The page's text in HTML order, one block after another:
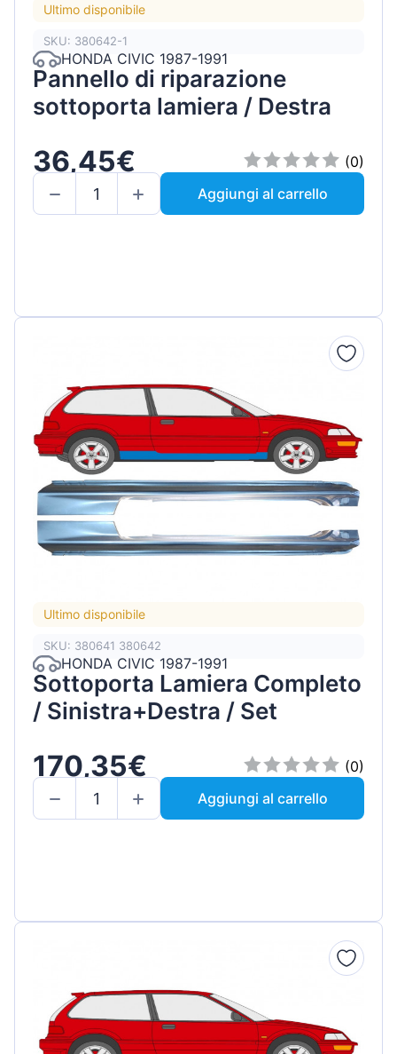
Ultimo disponibile
SKU: 380642-1
HONDA CIVIC 1987-1991
Pannello di riparazione
sottoporta lamiera / Destra
36,45€
(0)
Aggiungi al carrello
Ultimo disponibile
SKU: 380641 380642
HONDA CIVIC 1987-1991
Sottoporta Lamiera Completo
/ Sinistra+Destra / Set
170,35€
(0)
Aggiungi al carrello